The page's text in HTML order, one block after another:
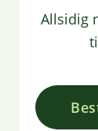
Allsidig